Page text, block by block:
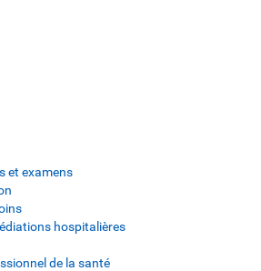
et examens
hospitalières
de la santé